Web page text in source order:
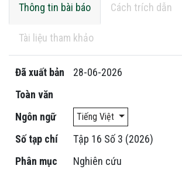
Thông tin bài báo Cách trích dẫn
Tài liệu tham khảo
Đã xuất bản
28-06-2026
Toàn văn
Ngôn ngữ
Tiếng Việt
Số tạp chí
Tập 16 Số 3 (2026)
Phân mục
Nghiên cứu